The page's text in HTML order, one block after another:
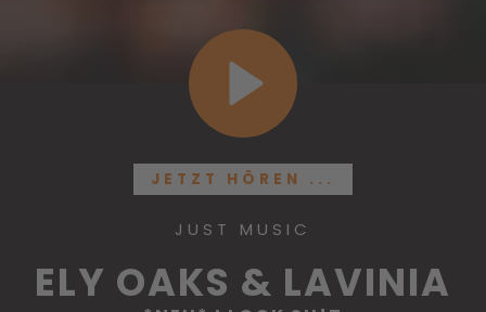
JETZT HÖREN ...
JUST MUSIC
ELY OAKS & LAVINIA